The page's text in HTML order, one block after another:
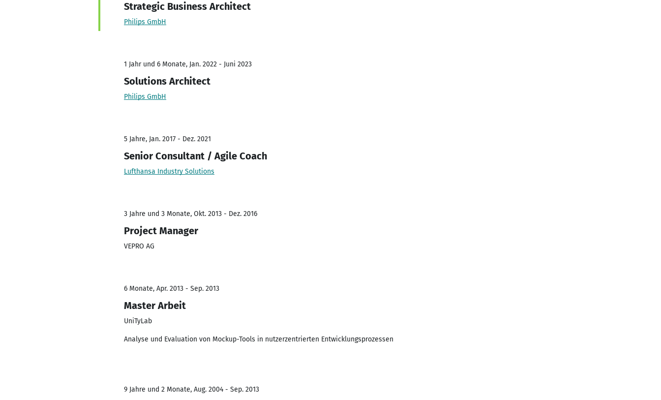
Strategic Business Architect
Philips GmbH
1 Jahr und 6 Monate, Jan. 2022 - Juni 2023
Solutions Architect
Philips GmbH
5 Jahre, Jan. 2017 - Dez. 2021
Senior Consultant / Agile Coach
Lufthansa Industry Solutions
3 Jahre und 3 Monate, Okt. 2013 - Dez. 2016
Project Manager
VEPRO AG
6 Monate, Apr. 2013 - Sep. 2013
Master Arbeit
UniTyLab
Analyse und Evaluation von Mockup-Tools in nutzerzentrierten Entwicklungsprozessen
9 Jahre und 2 Monate, Aug. 2004 - Sep. 2013